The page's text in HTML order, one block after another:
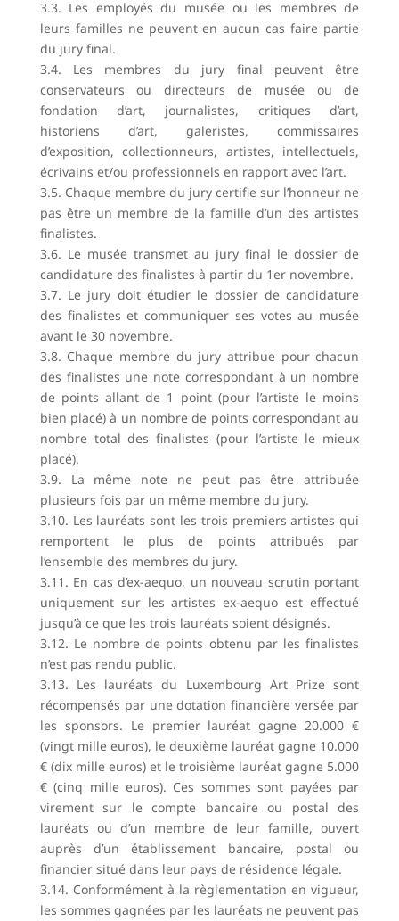
3.3. Les employés du musée ou les membres de
leurs familles ne peuvent en aucun cas faire partie
du jury final.
3.4. Les membres du jury final peuvent être
conservateurs ou directeurs de musée ou de
fondation d’art, journalistes, critiques d’art,
historiens d’art, galeristes, commissaires
d’exposition, collectionneurs, artistes, intellectuels,
écrivains et/ou professionnels en rapport avec l’art.
3.5. Chaque membre du jury certifie sur l’honneur ne
pas être un membre de la famille d’un des artistes
finalistes.
3.6. Le musée transmet au jury final le dossier de
candidature des finalistes à partir du 1er novembre.
3.7. Le jury doit étudier le dossier de candidature
des finalistes et communiquer ses votes au musée
avant le 30 novembre.
3.8. Chaque membre du jury attribue pour chacun
des finalistes une note correspondant à un nombre
de points allant de 1 point (pour l’artiste le moins
bien placé) à un nombre de points correspondant au
nombre total des finalistes (pour l’artiste le mieux
placé).
3.9. La même note ne peut pas être attribuée
plusieurs fois par un même membre du jury.
3.10. Les lauréats sont les trois premiers artistes qui
remportent le plus de points attribués par
l’ensemble des membres du jury.
3.11. En cas d’ex-aequo, un nouveau scrutin portant
uniquement sur les artistes ex-aequo est effectué
jusqu’à ce que les trois lauréats soient désignés.
3.12. Le nombre de points obtenu par les finalistes
n’est pas rendu public.
3.13. Les lauréats du Luxembourg Art Prize sont
récompensés par une dotation financière versée par
les sponsors. Le premier lauréat gagne 20.000 €
(vingt mille euros), le deuxième lauréat gagne 10.000
€ (dix mille euros) et le troisième lauréat gagne 5.000
€ (cinq mille euros). Ces sommes sont payées par
virement sur le compte bancaire ou postal des
lauréats ou d’un membre de leur famille, ouvert
auprès d’un établissement bancaire, postal ou
financier situé dans leur pays de résidence légale.
3.14. Conformément à la règlementation en vigueur,
les sommes gagnées par les lauréats ne peuvent pas